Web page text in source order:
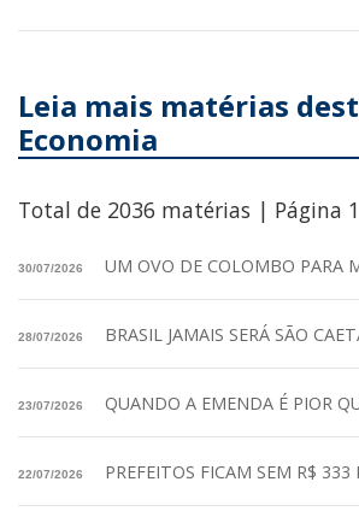
Leia mais matérias
Economia
Total de 2036 matérias | Página 1
30/07/2026 UM OVO DE COLOMBO PARA
28/07/2026 BRASIL JAMAIS SERÁ SÃO
23/07/2026 QUANDO A EMENDA É PIOR
22/07/2026 PREFEITOS FICAM SEM R$